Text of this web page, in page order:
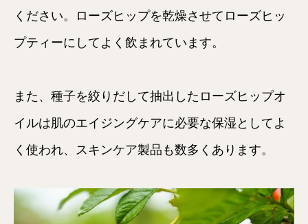
ください。ローズヒップを乾燥させてローズヒッ
プティーにしてよく飲まれています。
また、種子を絞りだして抽出したローズヒップオ
イルは肌のエイジングケアに必要な保湿としてよ
く使われ、スキンケア製品も数多くあります。